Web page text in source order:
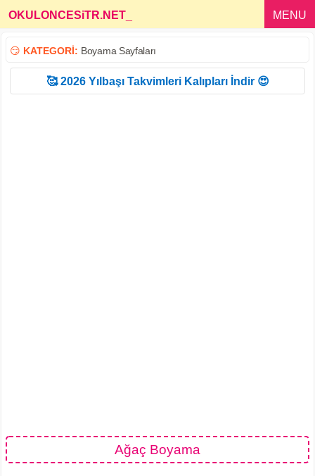
OKULONCESiTR.NET MENU
😏 KATEGORİ: Boyama Sayfaları
🥰 2026 Yılbaşı Takvimleri Kalıpları İndir 😍
Ağaç Boyama